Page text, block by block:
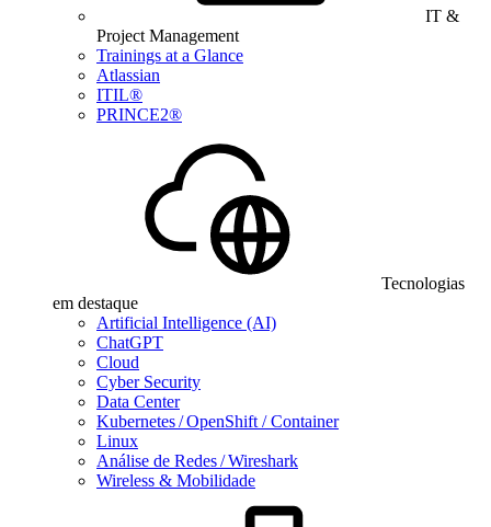
IT &
Project Management
Trainings at a Glance
Atlassian
ITIL®
PRINCE2®
Tecnologias
em destaque
Artificial Intelligence (AI)
ChatGPT
Cloud
Cyber Security
Data Center
Kubernetes / OpenShift / Container
Linux
Análise de Redes / Wireshark
Wireless & Mobilidade